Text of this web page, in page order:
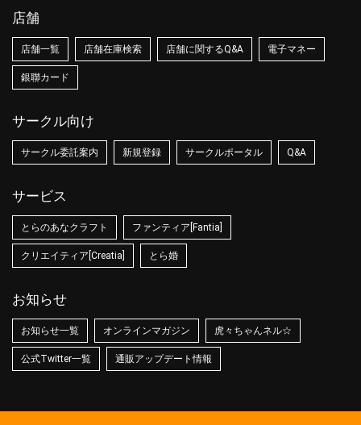
店舗
店舗一覧 店舗在庫検索 店舗に関するQ&A 電子マネー
銀聯カード
サークル向け
サークル委託案内 新規登録 サークルポータル Q&A
サービス
とらのあなクラフト ファンティア[Fantia]
クリエイティア[Creatia] とら婚
お知らせ
お知らせ一覧 オンラインマガジン 虎々ちゃんネル☆
公式Twitter一覧 通販アップデート情報